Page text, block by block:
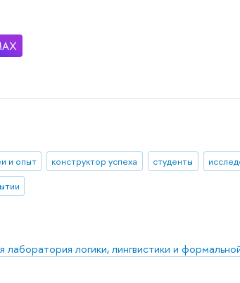
и опыт конструктор успеха студенты
логики, лингвистики и